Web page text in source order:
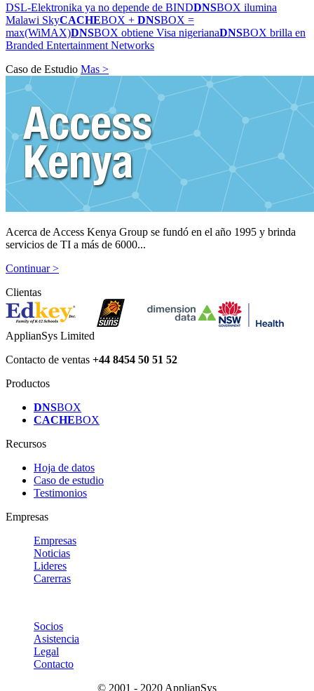
DSL-Elektronika ya no depende de BINDDNSBOX ilumina
Malawi SkyCACHEBOX + DNSBOX =
max(WiMAX)DNSBOX obtiene Visa nigerianaDNSBOX brilla en
Branded Entertainment Networks
Caso de Estudio Mas >
Acerca de Access Kenya Group se fundó en el año 1995 y brinda
servicios de TI a más de 6000...
Continuar >
Clientas
ApplianSys Limited
Contacto de ventas +44 8454 50 51 52
Productos
DNSBOX
CACHEBOX
Recursos
Hoja de datos
Caso de estudio
Testimonios
Empresas
Empresas
Noticias
Lideres
Carerras
Socios
Asistencia
Legal
Contacto
© 2001 - 2020 ApplianSys